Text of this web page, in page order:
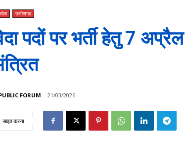
छत्तीसगढ़
पदों पर भर्ती हेतु 7
FORUM 21/03/2026
साझा करना